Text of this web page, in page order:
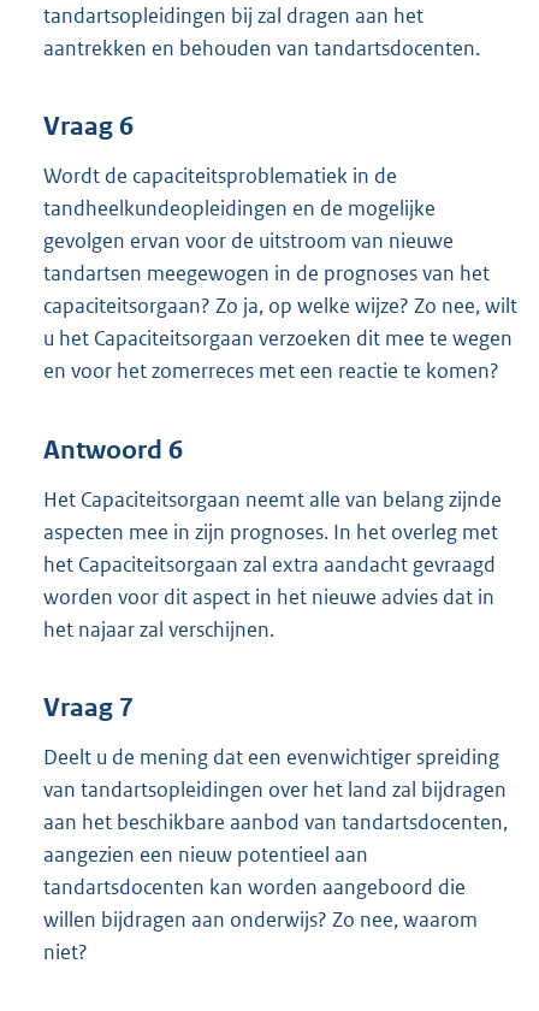
tandartsopleidingen bij zal dragen aan het
aantrekken en behouden van tandartsdocenten.
Vraag 6
Wordt de capaciteitsproblematiek in de
tandheelkundeopleidingen en de mogelijke
gevolgen ervan voor de uitstroom van nieuwe
tandartsen meegewogen in de prognoses van het
capaciteitsorgaan? Zo ja, op welke wijze? Zo nee, wilt
u het Capaciteitsorgaan verzoeken dit mee te wegen
en voor het zomerreces met een reactie te komen?
Antwoord 6
Het Capaciteitsorgaan neemt alle van belang zijnde
aspecten mee in zijn prognoses. In het overleg met
het Capaciteitsorgaan zal extra aandacht gevraagd
worden voor dit aspect in het nieuwe advies dat in
het najaar zal verschijnen.
Vraag 7
Deelt u de mening dat een evenwichtiger spreiding
van tandartsopleidingen over het land zal bijdragen
aan het beschikbare aanbod van tandartsdocenten,
aangezien een nieuw potentieel aan
tandartsdocenten kan worden aangeboord die
willen bijdragen aan onderwijs? Zo nee, waarom
niet?